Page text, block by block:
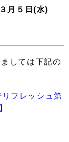
月５日(水)
しては下記の
フレッシュ第